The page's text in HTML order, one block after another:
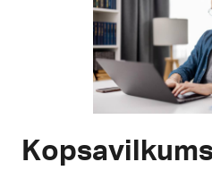
Kopsavilkums